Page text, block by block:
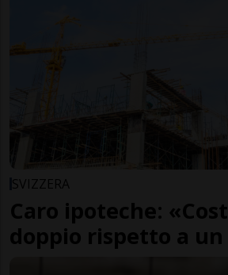
SVIZZERA
Caro ipoteche:
doppio rispetto a